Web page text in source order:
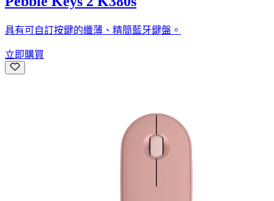
具有可自訂按鍵的纖薄、精簡藍牙鍵盤。
立即購買